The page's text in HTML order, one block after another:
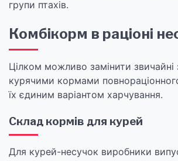
групи птахів.
Комбікорм в раціоні
Цілком можливо замінити звичайні
курячими кормами
їх єдиним варіантом харчування.
Склад кормів для курей
Для курей-несучок виробники